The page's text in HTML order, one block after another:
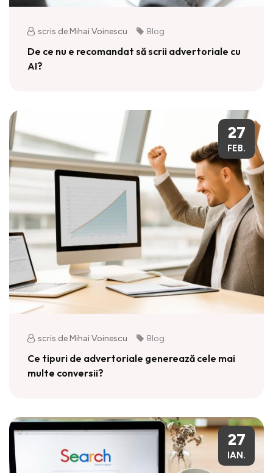
scris de Mihai Voinescu Blog
De ce nu e recomandat să scrii advertoriale cu
AI?
27
FEB.
scris de Mihai Voinescu Blog
Ce tipuri de advertoriale generează cele mai
multe conversii?
27
IAN.